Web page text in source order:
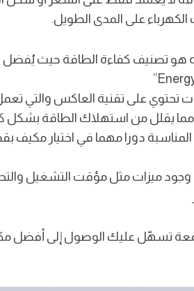
على المدى الطويل.
تحتوي على تقنية العاكس والتي
مما يقلل من استهلاك الطاقة بشكل
دورا مهما في اختيار مكيف
إلى وجود ميزات مثل مؤقت التشغيل
تسهّل عليك الوصول إلى أفضل